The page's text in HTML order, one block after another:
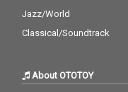
Jazz/World
Classical/Soundtrack
About OTOTOY